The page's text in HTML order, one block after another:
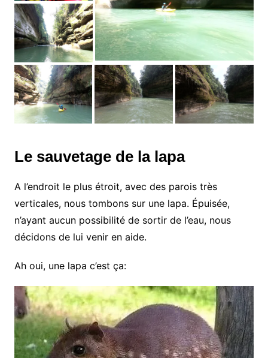
Le sauvetage de la lapa
A l’endroit le plus étroit, avec des parois très
verticales, nous tombons sur une lapa. Épuisée,
n’ayant aucun possibilité de sortir de l’eau, nous
décidons de lui venir en aide.
Ah oui, une lapa c’est ça: